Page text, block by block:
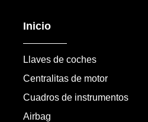
Inicio
Llaves de coches
Centralitas de motor
Cuadros de instrumentos
Airbag